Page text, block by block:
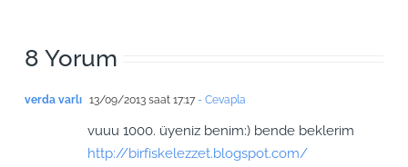
8 Yorum
verda varlı 13/09/2013 saat 17:17- Cevapla
vuuu 1000. üyeniz benim:) bende beklerim
http://birfiskelezzet.blogspot.com/